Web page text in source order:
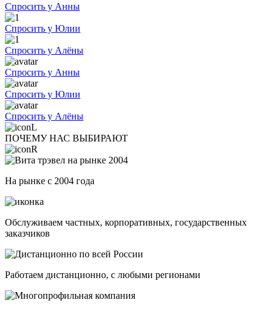
Спросить у Анны
Спросить у Юлии
Спросить у Алёны
Спросить у Анны
Спросить у Юлии
Спросить у Алёны
ПОЧЕМУ НАС ВЫБИРАЮТ
На рынке с 2004 года
Обслуживаем частных, корпоративных, государственных
заказчиков
Работаем дистанционно, с любыми регионами